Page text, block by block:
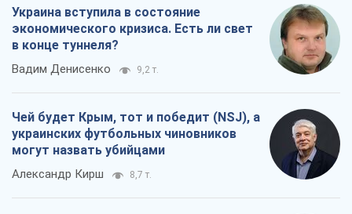
Украина вступила в состояние
экономического кризиса. Есть ли свет
в конце туннеля?
Вадим Денисенко 9,2 т.
Чей будет Крым, тот и победит (NSJ), а
украинских футбольных чиновников
могут назвать убийцами
Александр Кирш 8,7 т.